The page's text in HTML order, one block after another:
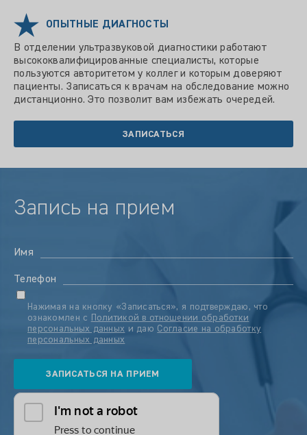
ОПЫТНЫЕ ДИАГНОСТЫ
В отделении ультразвуковой диагностики работают
высококвалифицированные специалисты, которые
пользуются авторитетом у коллег и которым доверяют
пациенты. Записаться к врачам на обследование можно
дистанционно. Это позволит вам избежать очередей.
ЗАПИСАТЬСЯ
Запись на прием
Имя
Телефон
Нажимая на кнопку «Записаться», я подтверждаю, что
ознакомлен с
Политикой в отношении обработки
персональных данных и даю Согласие на обработку
персональных данных